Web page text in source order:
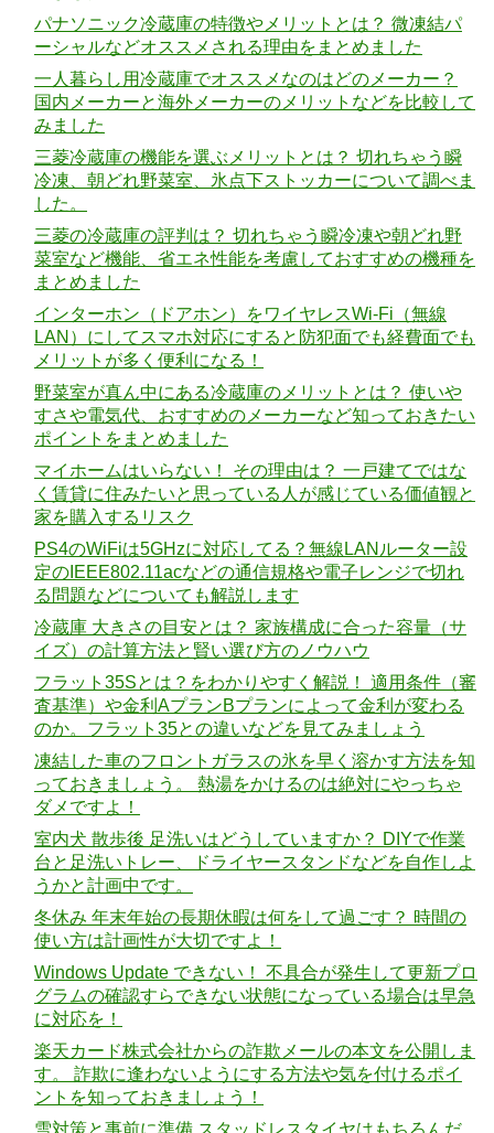
パナソニック冷蔵庫の特徴やメリットとは？ 微凍結パ
ーシャルなどオススメされる理由をまとめました
一人暮らし用冷蔵庫でオススメなのはどのメーカー？
国内メーカーと海外メーカーのメリットなどを比較して
みました
三菱冷蔵庫の機能を選ぶメリットとは？ 切れちゃう瞬
冷凍、朝どれ野菜室、氷点下ストッカーについて調べま
した。
三菱の冷蔵庫の評判は？ 切れちゃう瞬冷凍や朝どれ野
菜室など機能、省エネ性能を考慮しておすすめの機種を
まとめました
インターホン（ドアホン）をワイヤレスWi-Fi（無線
LAN）にしてスマホ対応にすると防犯面でも経費面でも
メリットが多く便利になる！
野菜室が真ん中にある冷蔵庫のメリットとは？ 使いや
すさや電気代、おすすめのメーカーなど知っておきたい
ポイントをまとめました
マイホームはいらない！ その理由は？ 一戸建てではな
く賃貸に住みたいと思っている人が感じている価値観と
家を購入するリスク
PS4のWiFiは5GHzに対応してる？無線LANルーター設
定のIEEE802.11acなどの通信規格や電子レンジで切れ
る問題などについても解説します
冷蔵庫 大きさの目安とは？ 家族構成に合った容量（サ
イズ）の計算方法と賢い選び方のノウハウ
フラット35Sとは？をわかりやすく解説！ 適用条件（審
査基準）や金利AプランBプランによって金利が変わる
のか。フラット35との違いなどを見てみましょう
凍結した車のフロントガラスの氷を早く溶かす方法を知
っておきましょう。 熱湯をかけるのは絶対にやっちゃ
ダメですよ！
室内犬 散歩後 足洗いはどうしていますか？ DIYで作業
台と足洗いトレー、ドライヤースタンドなどを自作しよ
うかと計画中です。
冬休み 年末年始の長期休暇は何をして過ごす？ 時間の
使い方は計画性が大切ですよ！
Windows Update できない！ 不具合が発生して更新プロ
グラムの確認すらできない状態になっている場合は早急
に対応を！
楽天カード株式会社からの詐欺メールの本文を公開しま
す。 詐欺に逢わないようにする方法や気を付けるポイ
ントを知っておきましょう！
雪対策と事前に準備 スタッドレスタイヤはもちろんだ